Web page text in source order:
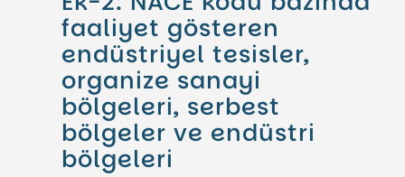
faaliyet gösteren
endüstriyel tesisler,
organize sanayi
bölgeleri, serbest
bölgeler ve endüstri
bölgeleri